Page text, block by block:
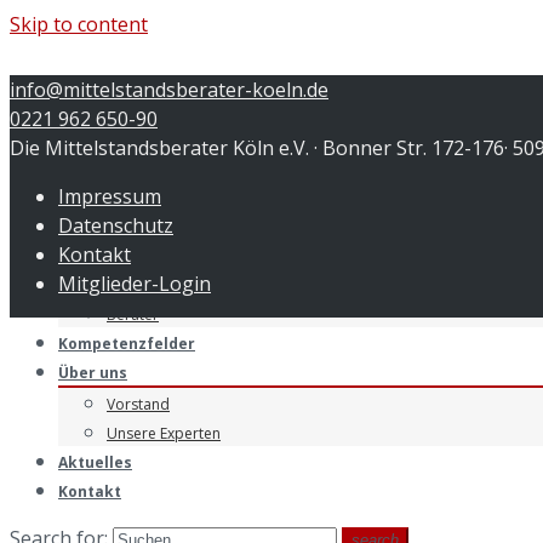
Skip to content
info@mittelstandsberater-koeln.de
0221 962 650-90
Die Mittelstandsberater Köln e.V. · Bonner Str. 172-176·
Impressum
Datenschutz
Kontakt
Mitglieder-Login
Menu
Startseite
Leistungen
Unternehmer
Verbände
Berater
Kompetenzfelder
Über uns
Vorstand
Unsere Experten
Aktuelles
Kontakt